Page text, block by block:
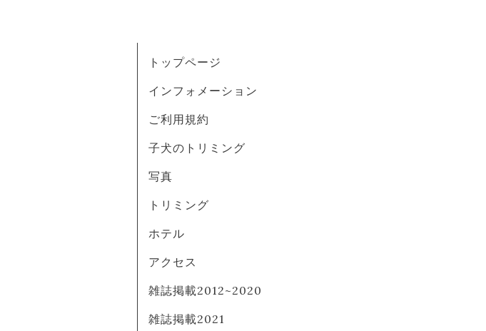
トップページ
インフォメーション
ご利用規約
子犬のトリミング
写真
トリミング
ホテル
アクセス
雑誌掲載2012~2020
雑誌掲載2021